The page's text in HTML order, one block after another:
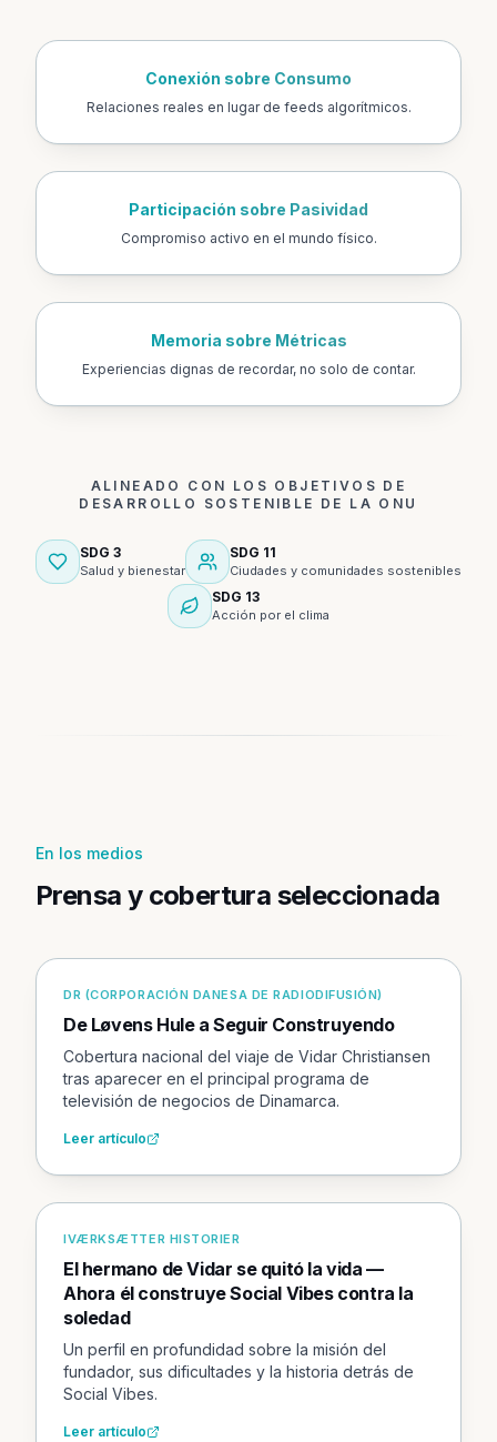
Conexión sobre Consumo
Relaciones reales en lugar de feeds algorítmicos.
Participación sobre Pasividad
Compromiso activo en el mundo físico.
Memoria sobre Métricas
Experiencias dignas de recordar, no solo de contar.
ALINEADO CON LOS OBJETIVOS DE
DESARROLLO SOSTENIBLE DE LA ONU
SDG 3
Salud y bienestar
SDG 11
Ciudades y comunidades sostenibles
SDG 13
Acción por el clima
En los medios
Prensa y cobertura seleccionada
DR (CORPORACIÓN DANESA DE RADIODIFUSIÓN)
De Løvens Hule a Seguir Construyendo
Cobertura nacional del viaje de Vidar Christiansen
tras aparecer en el principal programa de
televisión de negocios de Dinamarca.
Leer artículo
IVÆRKSÆTTER HISTORIER
El hermano de Vidar se quitó la vida —
Ahora él construye Social Vibes contra la
soledad
Un perfil en profundidad sobre la misión del
fundador, sus dificultades y la historia detrás de
Social Vibes.
Leer artículo